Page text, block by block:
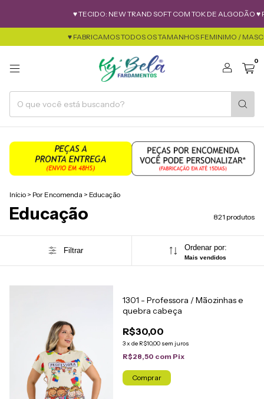
♥ TECIDO: NEW TRAND SOFT COM TOK DE ALGODÃO ♥
♥ FABRICAMOS TODOS OS TAMANHOS FEMINIMO / MASCULINO /
0
Início > Por Encomenda > Educação
Educação 821 produtos
Filtrar Ordenar por:
Mais vendidos
1301 - Professora / Mãozinhas e
quebra cabeça
R$30,00
3x de R$10,00 sem juros
R$28,50 com Pix
Comprar